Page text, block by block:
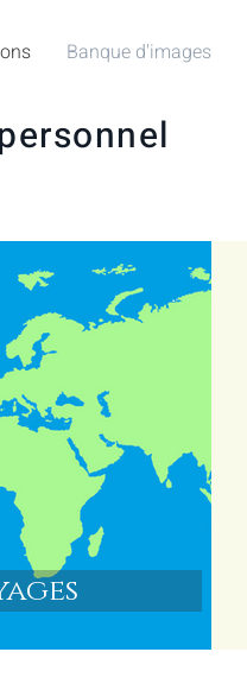
Banque d'images